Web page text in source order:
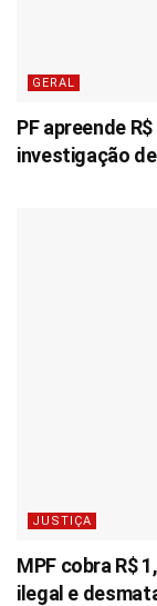
GERAL
PF apreende
investigação
JUSTIÇA
MPF cobra R$
ilegal e